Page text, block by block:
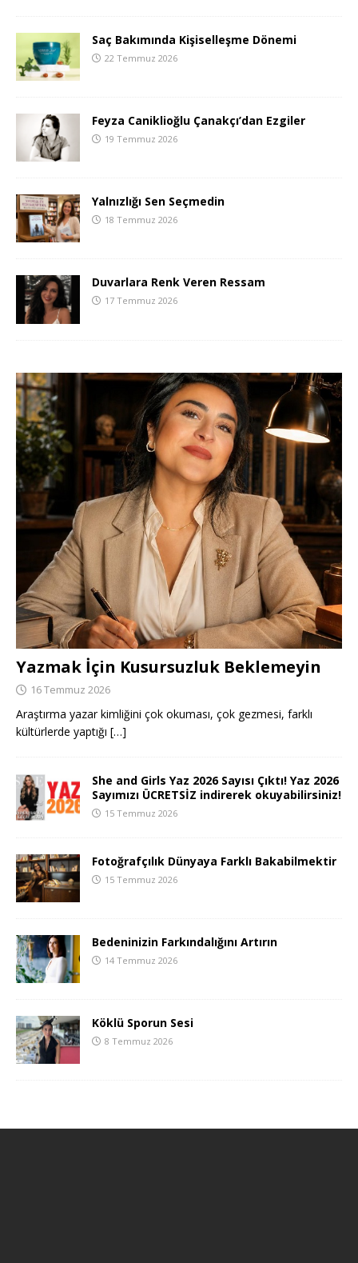
Saç Bakımında Kişiselleşme Dönemi
22 Temmuz 2026
Feyza Caniklioğlu Çanakçı’dan Ezgiler
19 Temmuz 2026
Yalnızlığı Sen Seçmedin
18 Temmuz 2026
Duvarlara Renk Veren Ressam
17 Temmuz 2026
Yazmak İçin Kusursuzluk Beklemeyin
16 Temmuz 2026
Araştırma yazar kimliğini çok okuması, çok gezmesi, farklı
kültürlerde yaptığı […]
She and Girls Yaz 2026 Sayısı Çıktı! Yaz 2026
Sayımızı ÜCRETSİZ indirerek okuyabilirsiniz!
15 Temmuz 2026
Fotoğrafçılık Dünyaya Farklı Bakabilmektir
15 Temmuz 2026
Bedeninizin Farkındalığını Artırın
14 Temmuz 2026
Köklü Sporun Sesi
8 Temmuz 2026